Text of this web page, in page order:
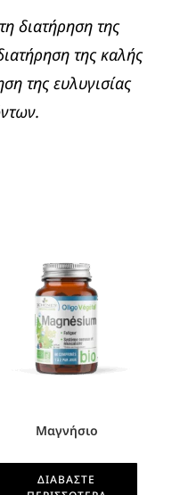
διατήρηση της
της καλής
της ευλυγισίας
Μαγνήσιο
ΔΙΑΒΆΣΤΕ